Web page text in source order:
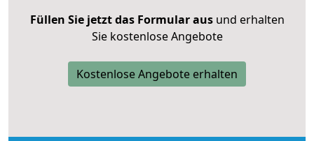
Füllen Sie jetzt das Formular ausund erhalten
Sie kostenlose Angebote
Kostenlose Angebote erhalten